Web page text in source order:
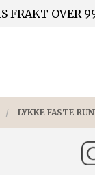
FRAKT OVER
LYKKE FASTE